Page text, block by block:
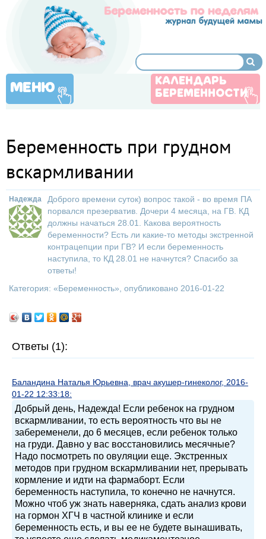
МЕНЮ
КАЛЕНДАРЬ
БЕРЕМЕННОСТИ
Беременность при грудном
вскармливании
Надежда
Доброго времени суток) вопрос такой - во время ПА
порвался презерватив. Дочери 4 месяца, на ГВ. КД
должны начаться 28.01. Какова вероятность
беременности? Есть ли какие-то методы экстренной
контрацепции при ГВ? И если беременность
наступила, то КД 28.01 не начнутся? Спасибо за
ответы!
Категория: «Беременность», опубликовано 2016-01-22
Ответы (1):
Баландина Наталья Юрьевна, врач акушер-гинеколог, 2016-
01-22 12:33:18:
Добрый день, Надежда! Если ребенок на грудном
вскармливании, то есть вероятность что вы не
забеременели, до 6 месяцев, если ребенок только
на груди. Давно у вас восстановились месячные?
Надо посмотреть по овуляции еще. Экстренных
методов при грудном вскармливании нет, прерывать
кормление и идти на фармаборт. Если
беременность наступила, то конечно не начнутся.
Можно чтоб уж знать наверняка, сдать анализ крови
на гормон ХГЧ в частной клинике и если
беременность есть, и вы ее не будете вынашивать,